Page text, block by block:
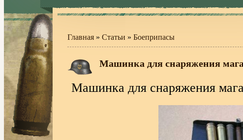
Главная » Статьи » Боеприпасы
Машинка для снаряжения
Машинка для снаряжения